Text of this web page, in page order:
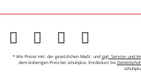
* Alle Preise inkl. der gesetzlichen MwSt. und zzgl. Service- und
dem bisherigen Preis bei schuhplus. Entdecken Sie